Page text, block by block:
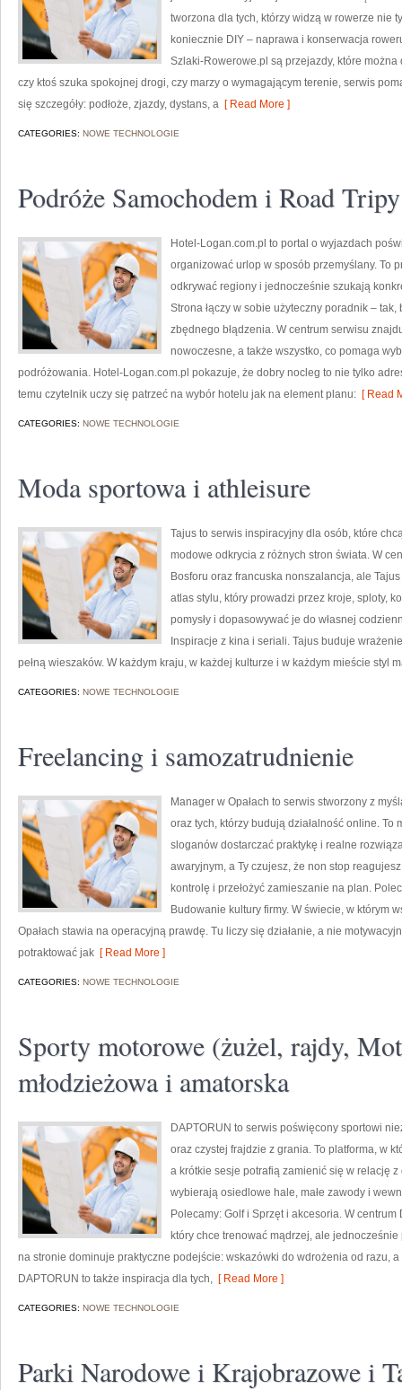
tworzona dla tych, którzy widzą w rowerze nie
koniecznie DIY – naprawa i konserwacja
Szlaki-Rowerowe.pl są przejazdy, które
czy ktoś szuka spokojnej drogi, czy marzy o wymagającym terenie, serwis
się szczegóły: podłoże, zjazdy, dystans, a [ Read More ]
CATEGORIES: NOWE TECHNOLOGIE
Podróże Samochodem i Road Tripy
Hotel-Logan.com.pl to portal o wyjazdach
organizować urlop w sposób przemyślany. To
odkrywać regiony i jednocześnie szukają
Strona łączy w sobie użyteczny poradnik –
zbędnego błądzenia. W centrum serwisu
nowoczesne, a także wszystko, co pomaga
podróżowania. Hotel-Logan.com.pl pokazuje, że dobry nocleg to nie tylko
temu czytelnik uczy się patrzeć na wybór hotelu jak na element planu: [ Read
CATEGORIES: NOWE TECHNOLOGIE
Moda sportowa i athleisure
Tajus to serwis inspiracyjny dla osób, które
modowe odkrycia z różnych stron świata. W
Bosforu oraz francuska nonszalancja, ale
atlas stylu, który prowadzi przez kroje, sploty,
pomysły i dopasowywać je do własnej
Inspiracje z kina i seriali. Tajus buduje
pełną wieszaków. W każdym kraju, w każdej kulturze i w każdym mieście styl
CATEGORIES: NOWE TECHNOLOGIE
Freelancing i samozatrudnienie
Manager w Opałach to serwis stworzony z
oraz tych, którzy budują działalność online. To
sloganów dostarczać praktykę i realne
awaryjnym, a Ty czujesz, że non stop
kontrolę i przełożyć zamieszanie na plan.
Budowanie kultury firmy. W świecie, w którym
Opałach stawia na operacyjną prawdę. Tu liczy się działanie, a nie
potraktować jak [ Read More ]
CATEGORIES: NOWE TECHNOLOGIE
Sporty motorowe (żużel, rajdy,
młodzieżowa i amatorska
DAPTORUN to serwis poświęcony sportowi
oraz czystej frajdzie z grania. To platforma, w
a krótkie sesje potrafią zamienić się w relację
wybierają osiedlowe hale, małe zawody i
Polecamy: Golf i Sprzęt i akcesoria. W
który chce trenować mądrzej, ale
na stronie dominuje praktyczne podejście: wskazówki do wdrożenia od razu,
DAPTORUN to także inspiracja dla tych, [ Read More ]
CATEGORIES: NOWE TECHNOLOGIE
Parki Narodowe i Krajobrazowe i